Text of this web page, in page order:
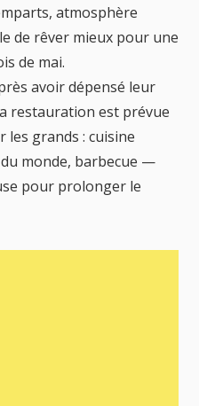
atmosphère
de rêver mieux pour une
de mai.
avoir dépensé leur
restauration est prévue
les grands : cuisine
monde, barbecue —
pour prolonger le